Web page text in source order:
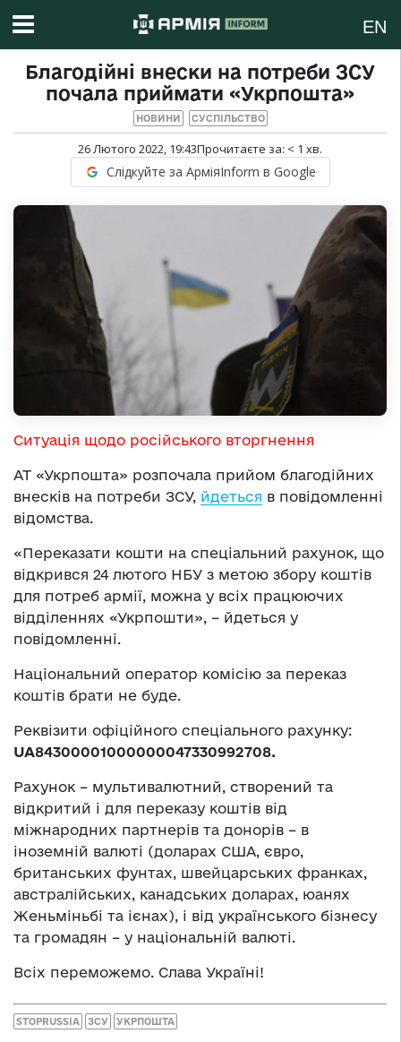
EN
Благодійні внески на потреби ЗСУ
почала приймати «Укрпошта»
НОВИНИ СУСПІЛЬСТВО
26 Лютого 2022, 19:43Прочитаєте за: < 1 хв.
Слідкуйте за АрміяInform в Google
Ситуація щодо російського вторгнення
АТ «Укрпошта» розпочала прийом благодійних
внесків на потреби ЗСУ, йдеться в повідомленні
відомства.
«Переказати кошти на спеціальний рахунок, що
відкрився 24 лютого НБУ з метою збору коштів
для потреб армії, можна у всіх працюючих
відділеннях «Укрпошти», – йдеться у
повідомленні.
Національний оператор комісію за переказ
коштів брати не буде.
Реквізити офіційного спеціального рахунку:
UA84300001000000047330992708.
Рахунок – мультивалютний, створений та
відкритий і для переказу коштів від
міжнародних партнерів та донорів – в
іноземній валюті (доларах США, євро,
британських фунтах, швейцарських франках,
австралійських, канадських доларах, юанях
Женьміньбі та ієнах), і від українського бізнесу
та громадян – у національній валюті.
Всіх переможемо. Слава Україні!
STOPRUSSIA ЗСУ УКРПОШТА